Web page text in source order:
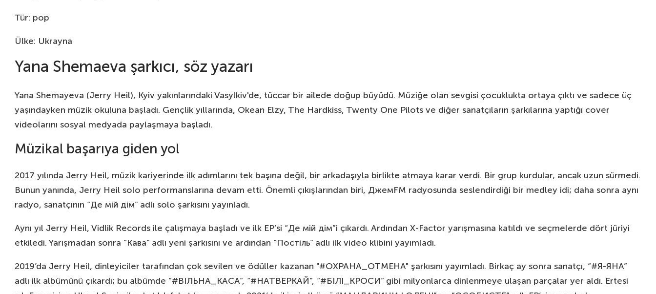
Tür: pop
Ülke: Ukrayna
Yana Shemaeva şarkıcı, söz yazarı
Yana Shemayeva (Jerry Heil), Kyiv yakınlarındaki Vasylkiv'de, tüccar bir ailede doğup büyüdü. Müziğe olan sevgisi çocuklukta ortaya çıktı ve sadece üç
yaşındayken müzik okuluna başladı. Gençlik yıllarında, Okean Elzy, The Hardkiss, Twenty One Pilots ve diğer sanatçıların şarkılarına yaptığı cover
videolarını sosyal medyada paylaşmaya başladı.
Müzikal başarıya giden yol
2017 yılında Jerry Heil, müzik kariyerinde ilk adımlarını tek başına değil, bir arkadaşıyla birlikte atmaya karar verdi. Bir grup kurdular, ancak uzun sürmedi.
Bunun yanında, Jerry Heil solo performanslarına devam etti. Önemli çıkışlarından biri, ДжемFM radyosunda seslendirdiği bir medley idi; daha sonra aynı
radyo, sanatçının “Де мій дім” adlı solo şarkısını yayınladı.
Aynı yıl Jerry Heil, Vidlik Records ile çalışmaya başladı ve ilk EP’si “Де мій дім”i çıkardı. Ardından X-Factor yarışmasına katıldı ve seçmelerde dört jüriyi
etkiledi. Yarışmadan sonra “Кава” adlı yeni şarkısını ve ardından “Постіль” adlı ilk video klibini yayımladı.
2019’da Jerry Heil, dinleyiciler tarafından çok sevilen ve ödüller kazanan "#ОХРАНА_ОТМЕНА" şarkısını yayımladı. Birkaç ay sonra sanatçı, “#Я-ЯНА”
adlı ilk albümünü çıkardı; bu albümde “#ВІЛЬНА_КАСА”, “#НАТВЕРКАЙ”, “#БІЛІ_КРОСИ” gibi milyonlarca dinlenmeye ulaşan parçalar yer aldı. Ertesi